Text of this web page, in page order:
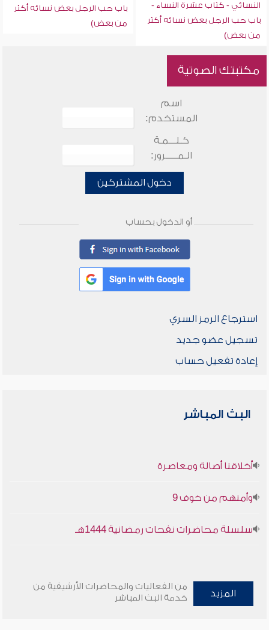
النسائي - كتاب عشرة النساء -
باب حب الرجل بعض نسائه أكثر
من بعض)
باب حب الرجل بعض نسائه أكثر
من بعض)
مكتبتك الصوتية
اسم
المستخدم:
كـلـــمـة
الـمـــــرور:
دخول المشتركين
أو الدخول بحساب
استرجاع الرمز السري
تسجيل عضو جديد
إعادة تفعيل حساب
البث المباشر
أخلاقنا أصالة ومعاصرة
وأمنهم من خوف 9
سلسلة محاضرات نفحات رمضانية 1444هـ
المزيد
من الفعاليات والمحاضرات الأرشيفية من
خدمة البث المباشر